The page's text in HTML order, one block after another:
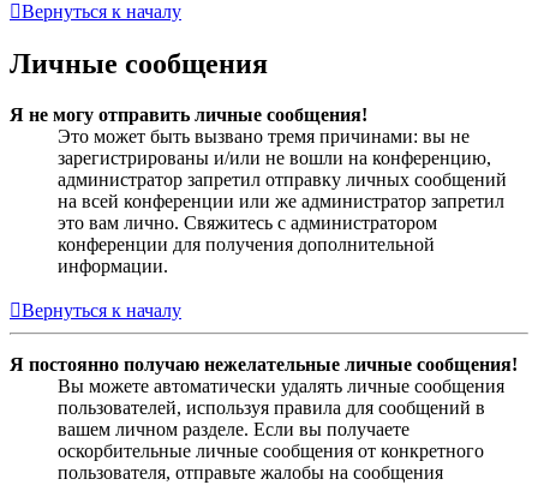
Вернуться к началу
Личные сообщения
Я не могу отправить личные сообщения!
Это может быть вызвано тремя причинами: вы не
зарегистрированы и/или не вошли на конференцию,
администратор запретил отправку личных сообщений
на всей конференции или же администратор запретил
это вам лично. Свяжитесь с администратором
конференции для получения дополнительной
информации.
Вернуться к началу
Я постоянно получаю нежелательные личные сообщения!
Вы можете автоматически удалять личные сообщения
пользователей, используя правила для сообщений в
вашем личном разделе. Если вы получаете
оскорбительные личные сообщения от конкретного
пользователя, отправьте жалобы на сообщения